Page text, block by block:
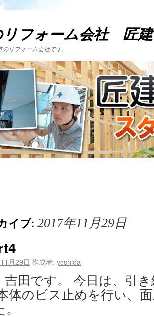
リフォーム会社 匠
リフォーム会社です。
イブ: 2017年11月29日
月29日 作成者: yoshida
吉田です。 今日は、引
体のビス止めを行い、